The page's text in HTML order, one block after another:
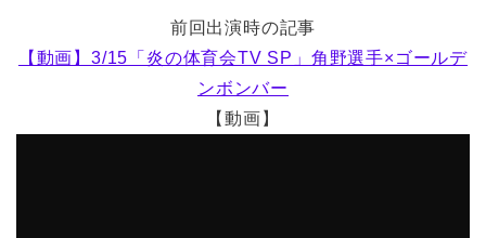
前回出演時の記事
【動画】3/15「炎の体育会TV SP」角野選手×ゴールデ
ンボンバー
【動画】